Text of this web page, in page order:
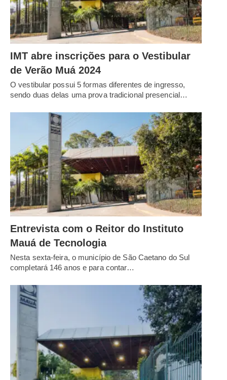
IMT abre inscrições para o Vestibular
de Verão Muá 2024
O vestibular possui 5 formas diferentes de ingresso,
sendo duas delas uma prova tradicional presencial…
Entrevista com o Reitor do Instituto
Mauá de Tecnologia
Nesta sexta-feira, o município de São Caetano do Sul
completará 146 anos e para contar…